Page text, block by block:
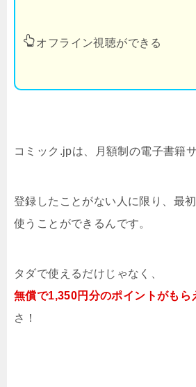
オフライン視聴ができる
コミック.jpは、月額制の電子書籍
登録したことがない人に限り、最
使うことができるんです。
タダで使えるだけじゃなく、
無償で1,350円分のポイントがもら
さ！